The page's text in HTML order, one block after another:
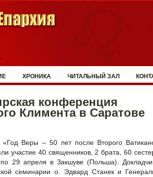
ХРОНИКА ЧИТАЛЬНЫЙ ЗАЛ
конференция
Климента в Саратове
Веры – 50 лет после Второго
участие 40 священников, 2 брата, 60
29 апреля в Закшуве (Польша).
семинарии о. Эдвард Станек и